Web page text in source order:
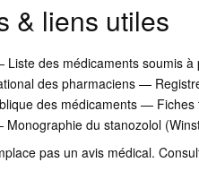
& liens utiles
Liste des médicaments soumis
des pharmaciens —
des médicaments —
Monographie du stanozolol
pas un avis médical.